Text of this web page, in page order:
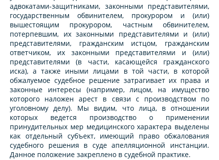
адвокатами-защитниками, законными представителями,
государственным обвинителем, прокурором и (или)
вышестоящим прокурором, частным обвинителем,
потерпевшим, их законными представителями и (или)
представителями, гражданским истцом, гражданским
ответчиком, их законными представителями и (или)
представителями (в части, касающейся гражданского
иска), а также иными лицами в той части, в которой
обжалуемое судебное решение затрагивает их права и
законные интересы (например, лицом, на имущество
которого наложен арест в связи с производством по
уголовному делу). Мы видим, что лица, в отношении
которых ведется производство о применении
принудительных мер медицинского характера выделены
как отдельный субъект, имеющий право обжалования
судебного решения в суде апелляционной инстанции.
Данное положение закреплено в судебной практике.